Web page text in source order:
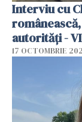
Interviu cu
autorități -
17 OCTOMBRIE